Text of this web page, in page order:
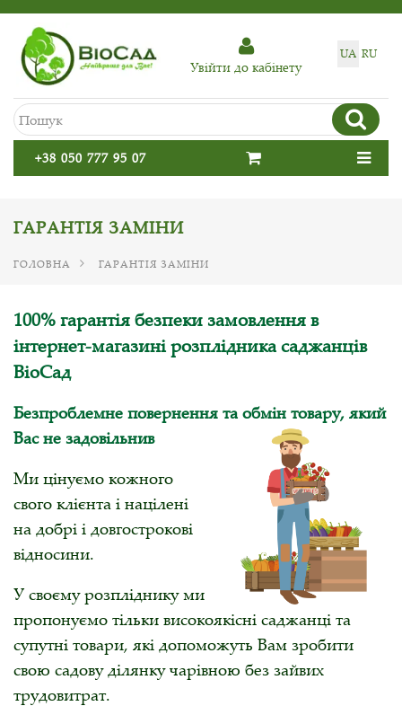
UA RU
Увiйти до кабiнету
+38 050 777 95 07
ГАРАНТІЯ ЗАМІНИ
ГОЛОВНА ГАРАНТІЯ ЗАМІНИ
100% гарантія безпеки замовлення в
інтернет-магазині розплідника саджанців
BioСад
Безпроблемне повернення та обмін товару, який
Вас не задовільнив
Ми цінуємо кожного
свого клієнта і націлені
на добрі і довгострокові
відносини.
У своєму розпліднику ми
пропонуємо тільки високоякісні саджанці та
супутні товари, які допоможуть Вам зробити
свою садову ділянку чарівною без зайвих
трудовитрат.